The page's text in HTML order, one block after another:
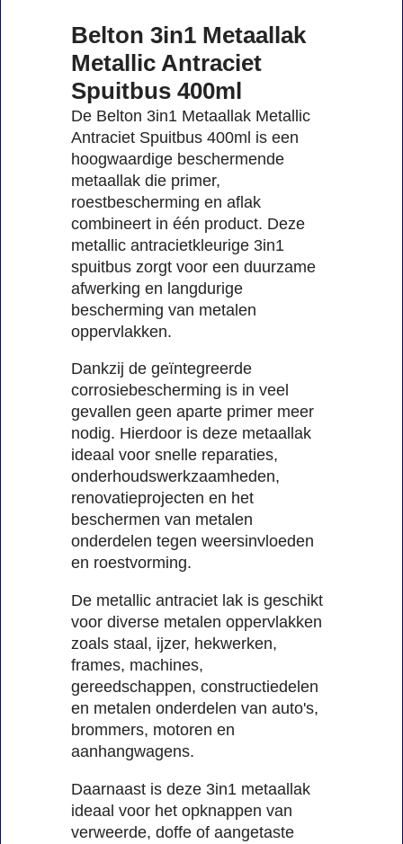
Belton 3in1 Metaallak
Metallic Antraciet
Spuitbus 400ml
De Belton 3in1 Metaallak Metallic
Antraciet Spuitbus 400ml is een
hoogwaardige beschermende
metaallak die primer,
roestbescherming en aflak
combineert in één product. Deze
metallic antracietkleurige 3in1
spuitbus zorgt voor een duurzame
afwerking en langdurige
bescherming van metalen
oppervlakken.
Dankzij de geïntegreerde
corrosiebescherming is in veel
gevallen geen aparte primer meer
nodig. Hierdoor is deze metaallak
ideaal voor snelle reparaties,
onderhoudswerkzaamheden,
renovatieprojecten en het
beschermen van metalen
onderdelen tegen weersinvloeden
en roestvorming.
De metallic antraciet lak is geschikt
voor diverse metalen oppervlakken
zoals staal, ijzer, hekwerken,
frames, machines,
gereedschappen, constructiedelen
en metalen onderdelen van auto's,
brommers, motoren en
aanhangwagens.
Daarnaast is deze 3in1 metaallak
ideaal voor het opknappen van
verweerde, doffe of aangetaste